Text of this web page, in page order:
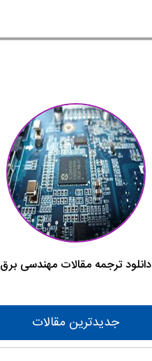
دانلود ترجمه مقالات مهندسی برق
جدیدترین مقالات